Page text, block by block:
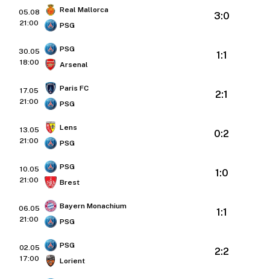
05.08
21:00
Real Mallorca
PSG
3:0
30.05
18:00
PSG
Arsenal
1:1
17.05
21:00
Paris FC
PSG
2:1
13.05
21:00
Lens
PSG
0:2
10.05
21:00
PSG
Brest
1:0
06.05
21:00
Bayern Monachium
PSG
1:1
02.05
17:00
PSG
Lorient
2:2